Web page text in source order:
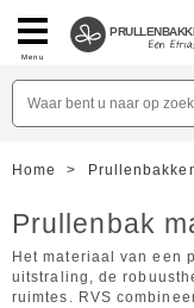
Menu
Home >
Prullenbak
Het materiaal van een
uitstraling, de
ruimtes. RVS